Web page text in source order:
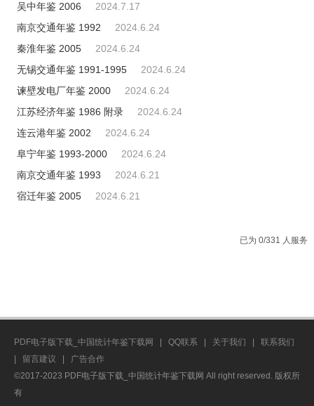
吴中年鉴 2006
2024.7.17
南京交通年鉴 1992
2024.6.24
秦淮年鉴 2005
2024.6.24
无锡交通年鉴 1991-1995
2024.6.24
谏壁发电厂年鉴 2000
2024.6.24
江苏经济年鉴 1986 附录
2024.6.24
连云港年鉴 2002
2024.6.24
阜宁年鉴 1993-2000
2024.6.24
南京交通年鉴 1993
2024.6.21
宿迁年鉴 2005
2024.6.21
已为 0/331 人服务
PDF电子版下载_中国统计年鉴下载网 QQ联系 关于我们
联系我们
留言建议
广告合作
©2017-2023 PDF电子版下载_中国统计年鉴下载网 All right reserved. 版权所
有